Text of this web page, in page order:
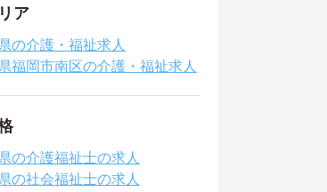
ア
の介護・福祉求人
福岡市南区の介護・福祉求人
の介護福祉士の求人
の社会福祉士の求人